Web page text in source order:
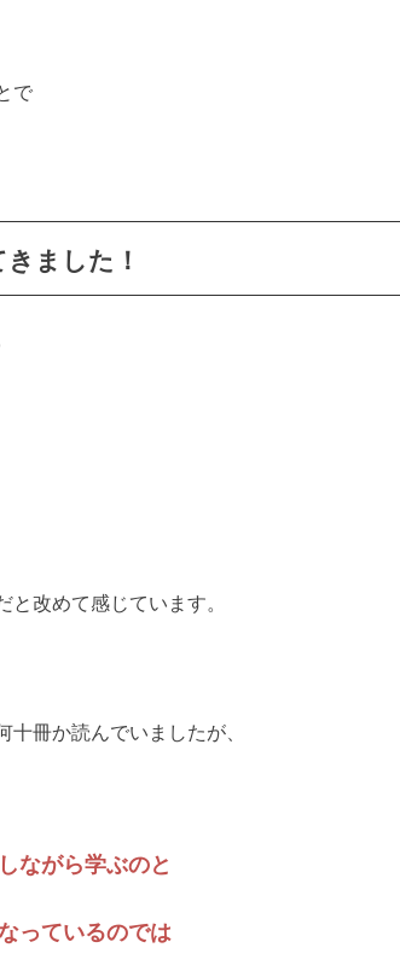
で
ました！
改めて感じています。
冊か読んでいましたが、
ながら学ぶのと
っているのでは